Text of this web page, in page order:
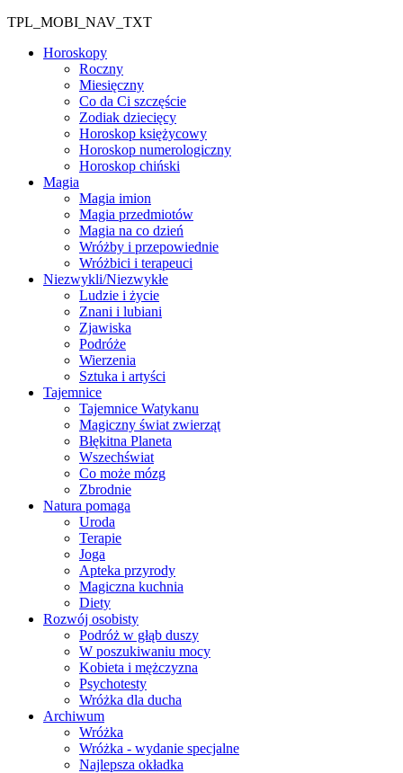
TPL_MOBI_NAV_TXT
Horoskopy
Roczny
Miesięczny
Co da Ci szczęście
Zodiak dziecięcy
Horoskop księżycowy
Horoskop numerologiczny
Horoskop chiński
Magia
Magia imion
Magia przedmiotów
Magia na co dzień
Wróżby i przepowiednie
Wróżbici i terapeuci
Niezwykli/Niezwykłe
Ludzie i życie
Znani i lubiani
Zjawiska
Podróże
Wierzenia
Sztuka i artyści
Tajemnice
Tajemnice Watykanu
Magiczny świat zwierząt
Błękitna Planeta
Wszechświat
Co może mózg
Zbrodnie
Natura pomaga
Uroda
Terapie
Joga
Apteka przyrody
Magiczna kuchnia
Diety
Rozwój osobisty
Podróż w głąb duszy
W poszukiwaniu mocy
Kobieta i mężczyzna
Psychotesty
Wróżka dla ducha
Archiwum
Wróżka
Wróżka - wydanie specjalne
Najlepsza okładka